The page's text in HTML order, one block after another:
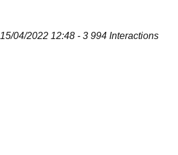
15/04/2022 12:48 - 3 994 Interactions